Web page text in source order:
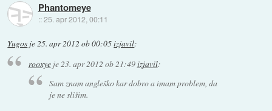
Phantomeye
::25. apr 2012, 00:11
Yugos je25. apr 2012 ob 00:05izjavil:
rooxyeje 23. apr 2012 ob 21:49izjavil:
Sam znam angleško kar dobro a imam problem, da
je ne slišim.